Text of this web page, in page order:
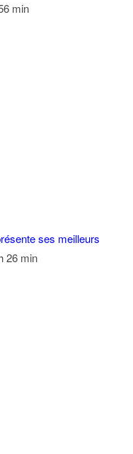
min
ses meilleurs
26 min